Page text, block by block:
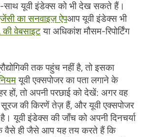
साथ यूवी इंडेक्स को भी देख सकते हैं।
का सनवाइज़ ऐपआप यूवी इंडेक्स भी
वेबसाइटया अधिकांश मौसम-रिपोर्टिंग
तक पहुंच नहीं है, तो इसका
यूवी एक्सपोजर का पता लगाने के
हों, तो अपनी परछाई को देखें: अगर वह
की किरणें तेज़ हैं, और यूवी एक्सपोजर
यूवी इंडेक्स की जाँच को अपनी दिनचर्या
वैसे ही जैसे आप यह तय करते हैं कि